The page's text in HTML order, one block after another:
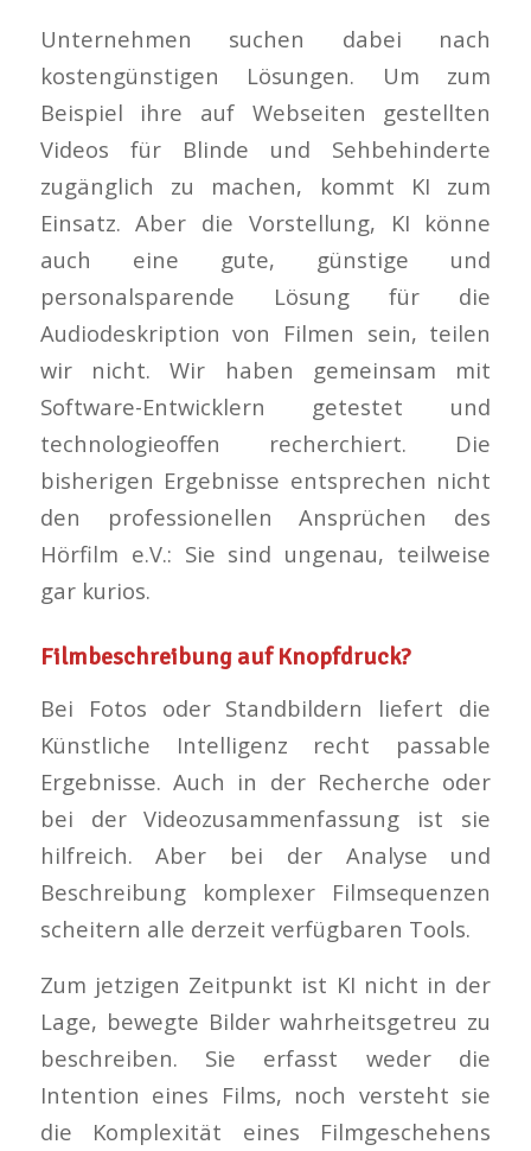
Unternehmen suchen dabei nach
kostengünstigen Lösungen. Um zum
Beispiel ihre auf Webseiten gestellten
Videos für Blinde und Sehbehinderte
zugänglich zu machen, kommt KI zum
Einsatz. Aber die Vorstellung, KI könne
auch eine gute, günstige und
personalsparende Lösung für die
Audiodeskription von Filmen sein, teilen
wir nicht. Wir haben gemeinsam mit
Software-Entwicklern getestet und
technologieoffen recherchiert. Die
bisherigen Ergebnisse entsprechen nicht
den professionellen Ansprüchen des
Hörfilm e.V.: Sie sind ungenau, teilweise
gar kurios.
Filmbeschreibung auf Knopfdruck?
Bei Fotos oder Standbildern liefert die
Künstliche Intelligenz recht passable
Ergebnisse. Auch in der Recherche oder
bei der Videozusammenfassung ist sie
hilfreich. Aber bei der Analyse und
Beschreibung komplexer Filmsequenzen
scheitern alle derzeit verfügbaren Tools.
Zum jetzigen Zeitpunkt ist KI nicht in der
Lage, bewegte Bilder wahrheitsgetreu zu
beschreiben. Sie erfasst weder die
Intention eines Films, noch versteht sie
die Komplexität eines Filmgeschehens